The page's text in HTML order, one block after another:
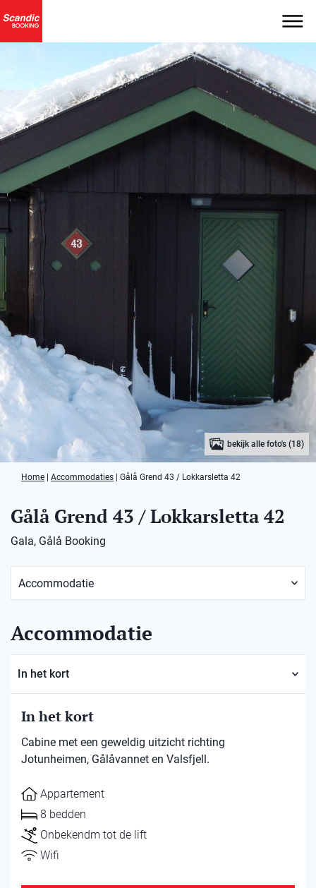
bekijk alle foto's (18)
Home Accommodaties Gålå Grend 43 / Lokkarsletta 42
Gålå Grend 43 / Lokkarsletta 42
Gala, Gålå Booking
Accommodatie
In het kort
In het kort
Cabine met een geweldig uitzicht richting
Jotunheimen, Gålåvannet en Valsfjell.
Appartement
8 bedden
Onbekendm tot de lift
Wifi